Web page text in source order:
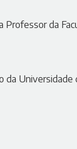
Professor da
da